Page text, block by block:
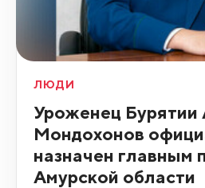
ЛЮДИ
Уроженец Бурятии
Мондохонов
назначен главным
Амурской области